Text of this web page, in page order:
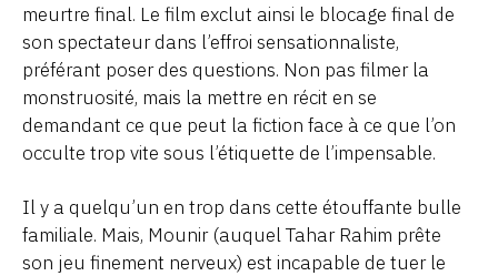
meurtre final. Le film exclut ainsi le blocage final de
son spectateur dans l’effroi sensationnaliste,
préférant poser des questions. Non pas filmer la
monstruosité, mais la mettre en récit en se
demandant ce que peut la fiction face à ce que l’on
occulte trop vite sous l’étiquette de l’impensable.
Il y a quelqu’un en trop dans cette étouffante bulle
familiale. Mais, Mounir (auquel Tahar Rahim prête
son jeu finement nerveux) est incapable de tuer le